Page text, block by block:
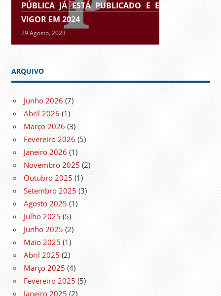
PÚBLICA JÁ ESTÁ PUBLICADO E ENTRA EM
VIGOR EM 2024
29 Agosto, 2023
ARQUIVO
Junho 2026 (7)
Abril 2026 (1)
Março 2026 (3)
Fevereiro 2026 (5)
Janeiro 2026 (1)
Novembro 2025 (2)
Outubro 2025 (1)
Setembro 2025 (3)
Agosto 2025 (1)
Julho 2025 (5)
Junho 2025 (2)
Maio 2025 (1)
Abril 2025 (2)
Março 2025 (4)
Fevereiro 2025 (5)
Janeiro 2025 (2)